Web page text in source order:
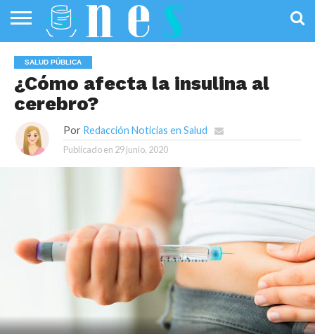
PÚBLICA
SANIDAD
INVESTIGACIÓN
ENTREVISTAS
PROFESIONALES
DE LA SALUD
INFOGRAFÍAS
DE SALUD
OPINIÓN
SALUD PÚBLICA
¿Cómo afecta la insulina al
cerebro?
Por Redacción Noticias en Salud
Publicado en 29 junio, 2020